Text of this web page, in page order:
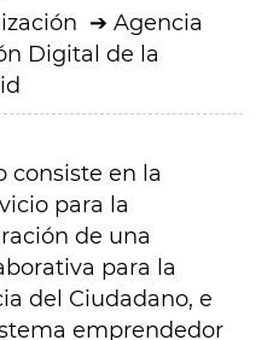
Agencia
Digital de la
consiste en la
para la
de una
para la
del Ciudadano, e
emprendedor